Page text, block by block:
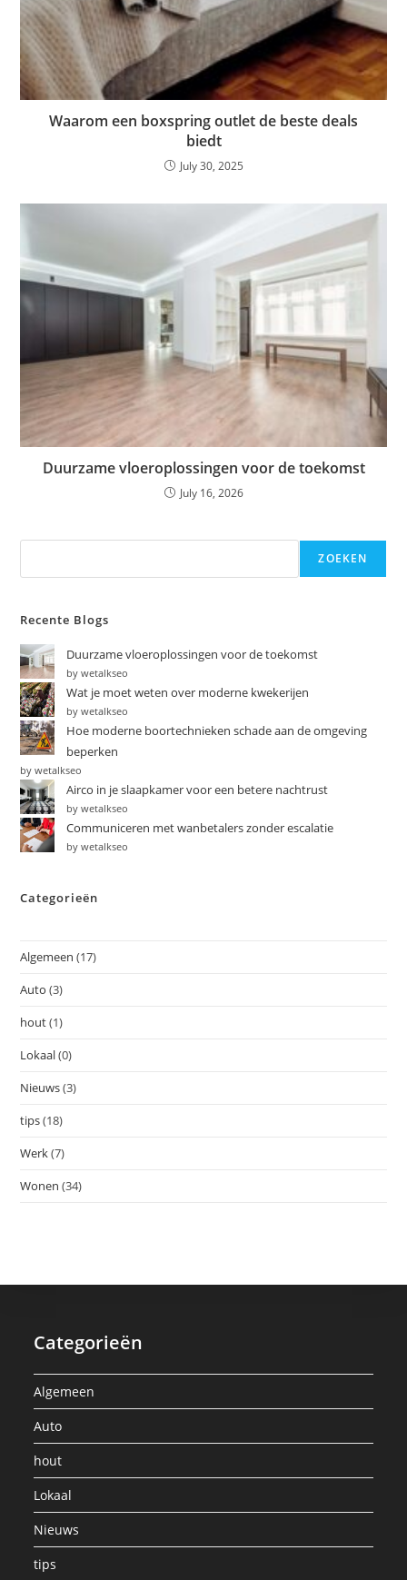
Waarom een boxspring outlet de beste deals
biedt
July 30, 2025
Duurzame vloeroplossingen voor de toekomst
July 16, 2026
ZOEKEN
Recente Blogs
Duurzame vloeroplossingen voor de toekomst
by wetalkseo
Wat je moet weten over moderne kwekerijen
by wetalkseo
Hoe moderne boortechnieken schade aan de omgeving
beperken
by wetalkseo
Airco in je slaapkamer voor een betere nachtrust
by wetalkseo
Communiceren met wanbetalers zonder escalatie
by wetalkseo
Categorieën
Algemeen (17)
Auto (3)
hout(1)
Lokaal(0)
Nieuws(3)
tips(18)
Werk(7)
Wonen (34)
Categorieën
Algemeen
Auto
hout
Lokaal
Nieuws
tips